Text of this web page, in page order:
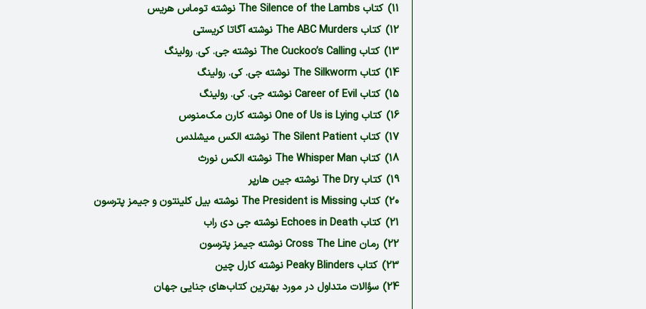
11) کتاب The Silence of the Lambs نوشته توماس هریس
12) کتاب The ABC Murders نوشته آگاتا کریستی
13) کتاب The Cuckoo’s Calling نوشته جی. کی. رولینگ
14) کتاب The Silkworm نوشته جی. کی. رولینگ
15) کتاب Career of Evil نوشته جی. کی. رولینگ
16) کتاب One of Us is Lying نوشته کارن مک‌منوس
17) کتاب The Silent Patient نوشته الکس میشلدس
18) کتاب The Whisper Man نوشته الکس نورث
19) کتاب The Dry نوشته جین هارپر
20) کتاب The President is Missing نوشته بیل کلینتون و جیمز پترسون
21) کتاب Echoes in Death نوشته جی دی راب
22) رمان Cross The Line نوشته جیمز پترسون
23) کتاب Peaky Blinders نوشته کارل چین
24) سؤالات متداول در مورد بهترین کتاب‌های جنایی جهان